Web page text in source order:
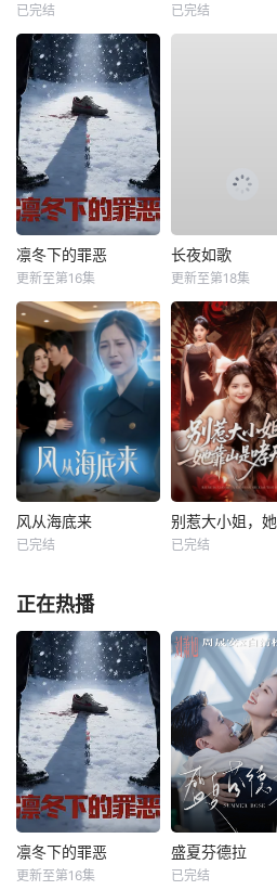
已完结 已完结
凛冬下的罪恶
更新至第16集
长夜如歌
更新至第18集
风从海底来
已完结 已完结
正在热播
凛冬下的罪恶
更新至第16集
盛夏芬德拉
已完结